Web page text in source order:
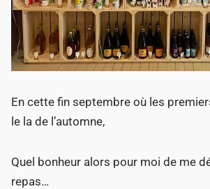
En cette fin septembre où les
le la de l’automne,
Quel bonheur alors pour moi de me
repas…